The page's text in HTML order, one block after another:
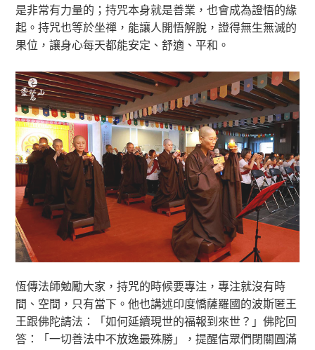
是非常有力量的；持咒本身就是善業，也會成為證悟的緣
起。持咒也等於坐禪，能讓人開悟解脫，證得無生無滅的
果位，讓身心每天都能安定、舒適、平和。
恆傳法師勉勵大家，持咒的時候要專注，專注就沒有時
間、空間，只有當下。他也講述印度憍薩羅國的波斯匿王
王跟佛陀請法：「如何延續現世的福報到來世？」佛陀回
答：「一切善法中不放逸最殊勝」，提醒信眾們閉關圓滿